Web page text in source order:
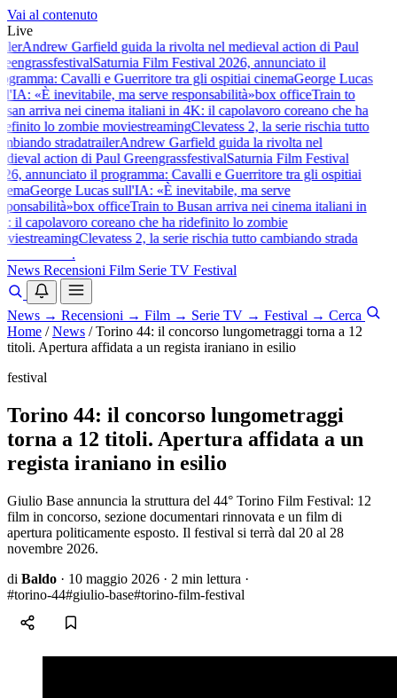
Vai al contenuto
Live
Andrew Garfield guida la rivolta nel medieval action di Paul
festivalSaturnia Film Festival 2026, annunciato il
Cavalli e Guerritore tra gli ospitiai cinemaGeorge Lucas
«È inevitabile, ma serve responsabilità»box officeTrain to
arriva nei cinema italiani in 4K: il capolavoro coreano che ha
lo zombie moviestreamingClevatess 2, la serie rischia tutto
stradatrailerAndrew Garfield guida la rivolta nel
action di Paul GreengrassfestivalSaturnia Film Festival
annunciato il programma: Cavalli e Guerritore tra gli ospitiai
George Lucas sull'IA: «È inevitabile, ma serve
box officeTrain to Busan arriva nei cinema italiani in
il capolavoro coreano che ha ridefinito lo zombie
streamingClevatess 2, la serie rischia tutto cambiando strada
.
News Recensioni Film Serie TV Festival
News → Recensioni → Film → Serie TV → Festival → Cerca
Home / News / Torino 44: il concorso lungometraggi torna a 12
titoli. Apertura affidata a un regista iraniano in esilio
festival
Torino 44: il concorso lungometraggi
torna a 12 titoli. Apertura affidata a un
regista iraniano in esilio
Giulio Base annuncia la struttura del 44° Torino Film Festival: 12
film in concorso, sezione documentari rinnovata e un film di
apertura politicamente esposto. Il festival si terrà dal 20 al 28
novembre 2026.
di Baldo · 10 maggio 2026 · 2 min lettura ·
#torino-44#giulio-base#torino-film-festival